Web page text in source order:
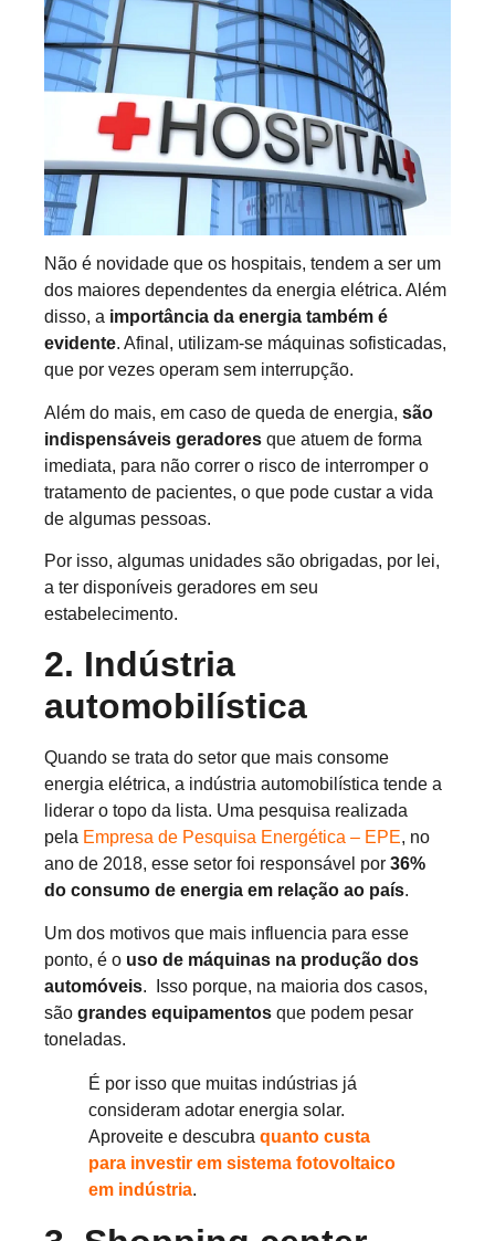
Não é novidade que os hospitais, tendem a ser um
dos maiores dependentes da energia elétrica. Além
disso, a importância da energia também é
evidente. Afinal, utilizam-se máquinas sofisticadas,
que por vezes operam sem interrupção.
Além do mais, em caso de queda de energia, são
indispensáveis geradores que atuem de forma
imediata, para não correr o risco de interromper o
tratamento de pacientes, o que pode custar a vida
de algumas pessoas.
Por isso, algumas unidades são obrigadas, por lei,
a ter disponíveis geradores em seu
estabelecimento.
2. Indústria
automobilística
Quando se trata do setor que mais consome
energia elétrica, a indústria automobilística tende a
liderar o topo da lista. Uma pesquisa realizada
pela Empresa de Pesquisa Energética – EPE, no
ano de 2018, esse setor foi responsável por 36%
do consumo de energia em relação ao país.
Um dos motivos que mais influencia para esse
ponto, é o uso de máquinas na produção dos
automóveis. Isso porque, na maioria dos casos,
são grandes equipamentos que podem pesar
toneladas.
É por isso que muitas indústrias já
consideram adotar energia solar.
Aproveite e descubra quanto custa
para investir em sistema fotovoltaico
em indústria.